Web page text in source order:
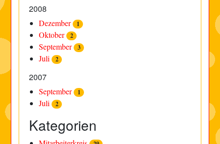
2008
Dezember 1
Oktober 2
September 3
Juli 2
2007
September 1
Juli 2
Kategorien